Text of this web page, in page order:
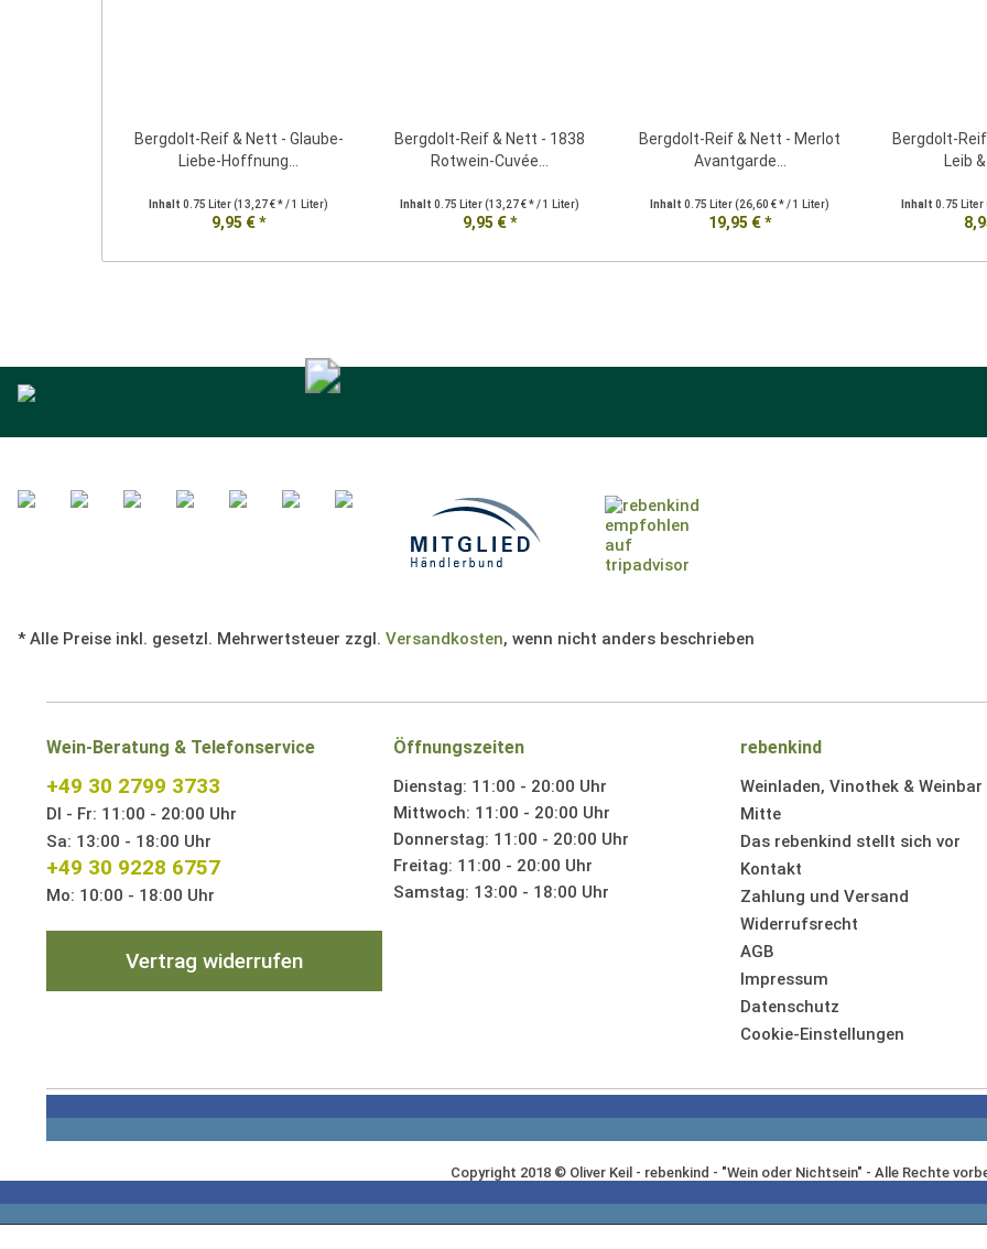
Bergdolt-Reif & Nett - Glaube-
Liebe-Hoffnung...
Inhalt0.75 Liter(13,27 € * / 1 Liter)
9,95 € *
Bergdolt-Reif & Nett - 1838
Rotwein-Cuvée...
Inhalt 0.75 Liter(13,27 € * / 1 Liter)
9,95 € *
Bergdolt-Reif & Nett - Merlot
Avantgarde...
Inhalt0.75 Liter(26,60 € * / 1 Liter)
19,95 € *
Bergdolt-
Leib &
Inhalt0.75 Liter
* Alle Preise inkl. gesetzl. Mehrwertsteuer zzgl. Versandkosten, wenn nicht anders beschrieben
Wein-Beratung & Telefonservice
+49 30 2799 3733
DI - Fr: 11:00 - 20:00 Uhr
Sa: 13:00 - 18:00 Uhr
+49 30 9228 6757
Mo: 10:00 - 18:00 Uhr
Vertrag widerrufen
Öffnungszeiten
Dienstag: 11:00 - 20:00 Uhr
Mittwoch: 11:00 - 20:00 Uhr
Donnerstag: 11:00 - 20:00 Uhr
Freitag: 11:00 - 20:00 Uhr
Samstag: 13:00 - 18:00 Uhr
rebenkind
Weinladen, Vinothek &
Mitte
Das rebenkind stellt sich vor
Kontakt
Zahlung und Versand
Widerrufsrecht
AGB
Impressum
Datenschutz
Cookie-Einstellungen
Copyright 2018 © Oliver Keil - rebenkind - "Wein oder Nichtsein" - Alle Rechte